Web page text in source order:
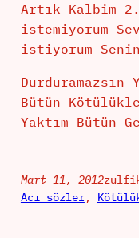
Artık Kalbim
istemiyorum
istiyorum
Bütün
Yaktım Bütün
Mart 11, 2012
Acı sözler,